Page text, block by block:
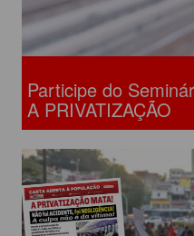
Participe do
A PRIVATIZAÇÃO